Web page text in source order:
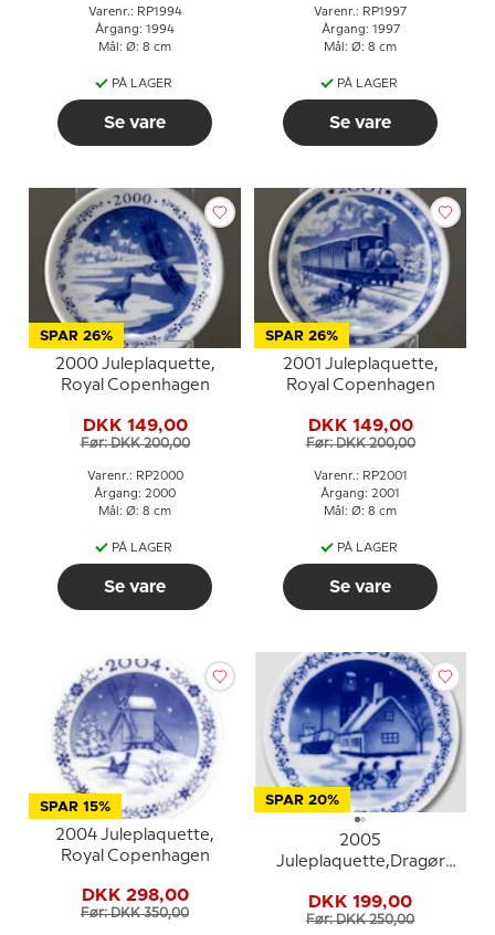
Varenr.: RP1994
Årgang: 1994
Mål: Ø: 8 cm
PÅ LAGER
Se vare
Varenr.: RP1997
Årgang: 1997
Mål: Ø: 8 cm
PÅ LAGER
Se vare
SPAR 26%
2000 Juleplaquette,
Royal Copenhagen
DKK 149,00
Før: DKK 200,00
Varenr.: RP2000
Årgang: 2000
Mål: Ø: 8 cm
PÅ LAGER
Se vare
SPAR 26%
2001 Juleplaquette,
Royal Copenhagen
DKK 149,00
Før: DKK 200,00
Varenr.: RP2001
Årgang: 2001
Mål: Ø: 8 cm
PÅ LAGER
Se vare
SPAR 15%
2004 Juleplaquette,
Royal Copenhagen
DKK 298,00
Før: DKK 350,00
SPAR 20%
2005
Juleplaquette,Dragør
Copenhagen
DKK 199,00
Før: DKK 250,00